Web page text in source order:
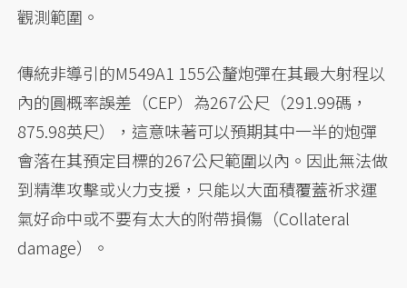
觀測範圍。
傳統非導引的M549A1 155公釐炮彈在其最大射程以
內的圓概率誤差（CEP）為267公尺（291.99碼，
875.98英尺），這意味著可以預期其中一半的炮彈
會落在其預定目標的267公尺範圍以內。因此無法做
到精準攻擊或火力支援，只能以大面積覆蓋祈求運
氣好命中或不要有太大的附帶損傷（Collateral
damage）。